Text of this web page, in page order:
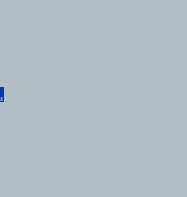
برای سفارش پروژه کلیک کنید.